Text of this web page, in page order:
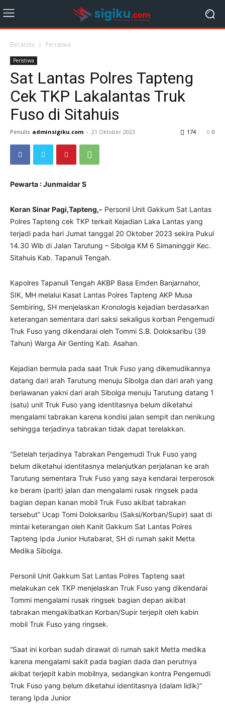
Beranda Peristiwa
Peristiwa
Sat Lantas Polres Tapteng
Cek TKP Lakalantas Truk
Fuso di Sitahuis
Penulis adminsigiku.com - 21 Oktober 2023 0
174
Pewarta : Junmaidar S
Koran Sinar Pagi,Tapteng,- Personil Unit Gakkum Sat Lantas
Polres Tapteng cek TKP terkait Kejadian Laka Lantas yang
terjadi pada hari Jumat tanggal 20 Oktober 2023 sekira Pukul
14.30 Wib di Jalan Tarutung – Sibolga KM 6 Simaninggir Kec.
Sitahuis Kab. Tapanuli Tengah.
Kapolres Tapanuli Tengah AKBP Basa Emden Banjarnahor,
SIK, MH melalui Kasat Lantas Polres Tapteng AKP Musa
Sembiring, SH menjelaskan Kronologis kejadian berdasarkan
keterangan sementara dari saksi sekaligus korban Pengemudi
Truk Fuso yang dikendarai oleh Tommi S.B. Doloksaribu (39
Tahun) Warga Air Genting Kab. Asahan.
Kejadian bermula pada saat Truk Fuso yang dikemudikannya
datang dari arah Tarutung menuju Sibolga dan dari arah yang
berlawanan yakni dari arah Sibolga menuju Tarutung datang 1
(satu) unit Truk Fuso yang identitasnya belum diketahui
mengalami tabrakan karena kondisi jalan sempit dan nenikung
sehingga terjadinya tabrakan tidak dapat terelakkan.
“Setelah terjadinya Tabrakan Pengemudi Truk Fuso yang
belum diketahui identitasnya melanjutkan perjalanan ke arah
Tarutung sementara Truk Fuso yang saya kendarai terperosok
ke beram (parit) jalan dan mengalami rusak ringsek pada
bagian depan kanan mobil Truk Fuso akibat tabrakan
tersebut” Ucap Tomi Doloksaribu (Saksi/Korban/Supir) saat di
mintai keterangan oleh Kanit Gakkum Sat Lantas Polres
Tapteng Ipda Junior Hutabarat, SH di rumah sakit Metta
Medika Sibolga.
Personil Unit Gakkum Sat Lantas Polres Tapteng saat
melakukan cek TKP menjelaskan Truk Fuso yang dikendarai
Tommi mengalami rusak ringsek bagian depan akibat
tabrakan mengakibatkan Korban/Supir terjepit oleh kabin
mobil Truk Fuso yang ringsek.
“Saat ini korban sudah dirawat di rumah sakit Metta medika
karena mengalami sakit pada bagian dada dan perutnya
akibat terjepit kabin mobilnya, sedangkan kontra Pengemudi
Truk Fuso yang belum diketahui identitasnya (dalam lidik)”
terang Ipda Junior